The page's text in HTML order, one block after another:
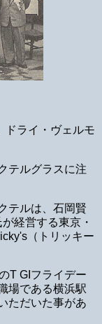
ドライ・ヴェルモ
テルグラスに注
テルは、石岡賢
経営する東京・
（トリッキー
T GIフライデー
場である横浜駅
ただいた事があ